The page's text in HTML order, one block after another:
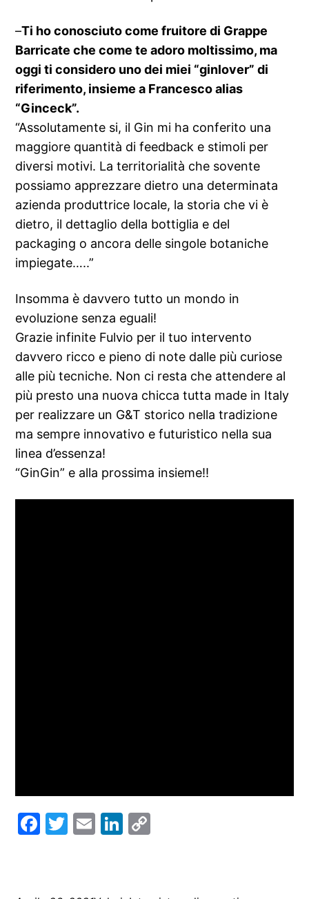
–Ti ho conosciuto come fruitore di Grappe
Barricate che come te adoro moltissimo, ma
oggi ti considero uno dei miei “ginlover” di
riferimento, insieme a Francesco alias
“Ginceck”.
“Assolutamente si, il Gin mi ha conferito una
maggiore quantità di feedback e stimoli per
diversi motivi. La territorialità che sovente
possiamo apprezzare dietro una determinata
azienda produttrice locale, la storia che vi è
dietro, il dettaglio della bottiglia e del
packaging o ancora delle singole botaniche
impiegate…..”
Insomma è davvero tutto un mondo in
evoluzione senza eguali!
Grazie infinite Fulvio per il tuo intervento
davvero ricco e pieno di note dalle più curiose
alle più tecniche. Non ci resta che attendere al
più presto una nuova chicca tutta made in Italy
per realizzare un G&T storico nella tradizione
ma sempre innovativo e futuristico nella sua
linea d’essenza!
“GinGin” e alla prossima insieme!!
Facebook
Twitter
EmailLinkedIn